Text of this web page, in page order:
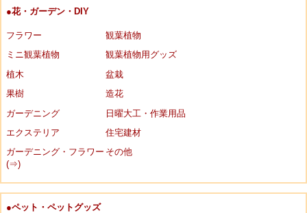
●花・ガーデン・DIY
フラワー
観葉植物
ミニ観葉植物
観葉植物用グッズ
植木
盆栽
果樹
造花
ガーデニング
日曜大工・作業用品
エクステリア
住宅建材
ガーデニング・フラワー
(⇒)
その他
●ペット・ペットグッズ